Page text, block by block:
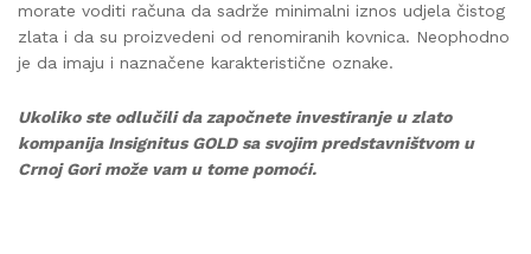
morate voditi računa da sadrže minimalni iznos udjela čistog
zlata i da su proizvedeni od renomiranih kovnica. Neophodno
je da imaju i naznačene karakteristične oznake.
Ukoliko ste odlučili da započnete investiranje u zlato
kompanija Insignitus GOLD sa svojim predstavništvom u
Crnoj Gori može vam u tome pomoći.